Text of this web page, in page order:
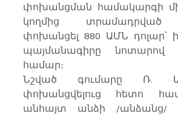
փոխանցման համակարգի
կողմից տրամադրված
փոխանցել 880 ԱՄՆ դոլար՝
պայմանագիրը նոտարով
համար։
Նշված գումարը Ռ.
փոխանցվելուց հետո
անհայտ անձի /անձանց/